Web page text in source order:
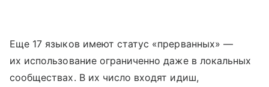
Еще 17 языков имеют статус «прерванных» —
их использование ограниченно даже в локальных
сообществах. В их число входят идиш,